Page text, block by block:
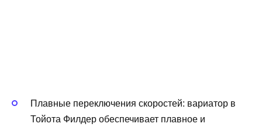
Плавные переключения скоростей: вариатор в
Тойота Филдер обеспечивает плавное и